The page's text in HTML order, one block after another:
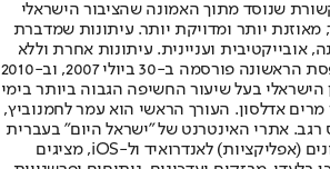
שנוסד מתוך האמונה שהציבור הישראלי
מאוזנת יותר ומדויקת יותר. עיתונות שמדברת
אובייקטיבית ועניינית. עיתונות אחרת וללא
תשלום. המהדורה המודפסת הראשונה פורסמה ב-30 ביולי 2007, וב-2010
הישראלי בעל שיעור החשיפה הגבוה ביותר בימי
מרים אדלסון. העורך הראשי הוא עמר לחמנוביץ,
רגב. אתרי האינטרנט של "ישראל היום" בעברית
ובאנגלית, כמו כן היישומונים (אפליקציות) לאנדרואיד ול-iOS, מציגים